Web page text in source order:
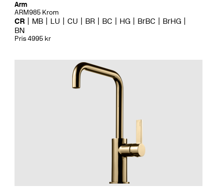
Arm
ARM985 Krom
CR MB LU CU BR BC HG BrBC
BrHG
BN
Pris 4995 kr